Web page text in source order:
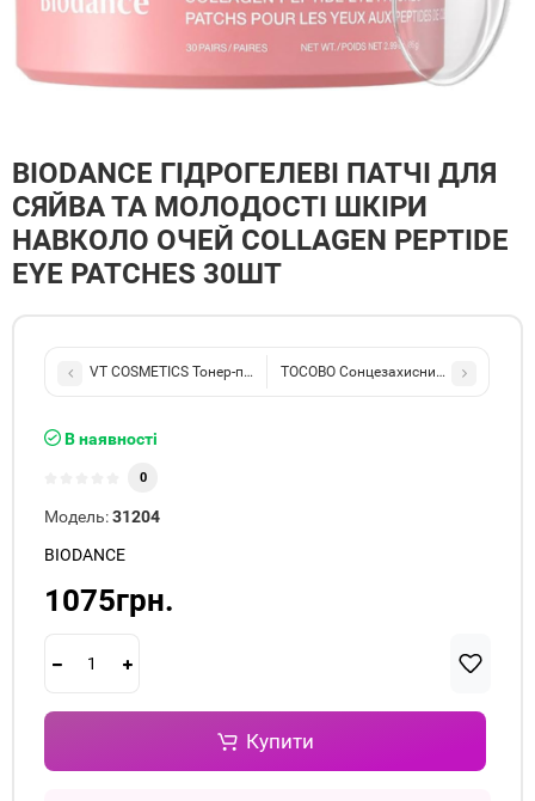
BIODANCE ГІДРОГЕЛЕВІ ПАТЧІ ДЛЯ
СЯЙВА ТА МОЛОДОСТІ ШКІРИ
НАВКОЛО ОЧЕЙ COLLAGEN PEPTIDE
EYE PATCHES 30ШТ
VT COSMETICS Тонер-пади з PDRN для пружності та глибокого
TOCOBO Сонцезахисний стік
В наявності
0
Модель:31204
BIODANCE
1075грн.
Купити